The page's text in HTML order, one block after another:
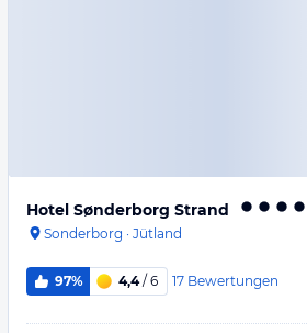
Hotel Sønderborg Strand
Sonderborg · Jütland
97% 4,4/ 6 17 Bewertungen